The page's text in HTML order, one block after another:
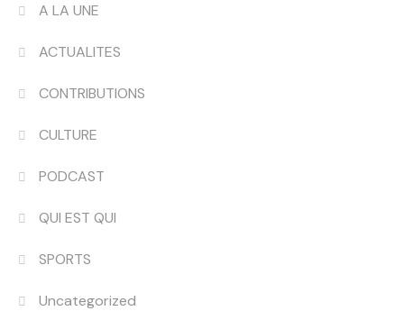
A LA UNE
ACTUALITES
CONTRIBUTIONS
CULTURE
PODCAST
QUI EST QUI
SPORTS
Uncategorized